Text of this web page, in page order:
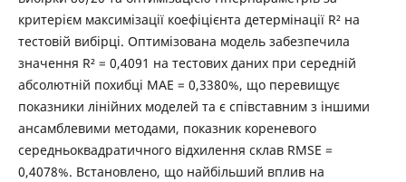
критерієм максимізації коефіцієнта детермінації R² на
тестовій вибірці. Оптимізована модель забезпечила
значення R² = 0,4091 на тестових даних при середній
абсолютній похибці MAE = 0,3380%, що перевищує
показники лінійних моделей та є співставним з іншими
ансамблевими методами, показник кореневого
середньоквадратичного відхилення склав RMSE =
0,4078%. Встановлено, що найбільший вплив на